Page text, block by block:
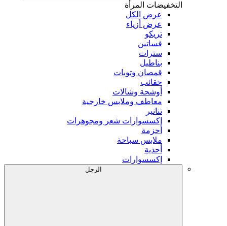
التخفيضات المرأة
عرض الكل
عرض أزياء
تريكو
فساتين
سترات
بناطيل
قمصان وتوبات
حقائب
أوشحة وشالات
معاطف وملابس خارجية
تنانير
إكسسوارات شعر ومجوهرات
أحزمة
ملابس سباحة
أحذية
إكسسوارات
الرجل